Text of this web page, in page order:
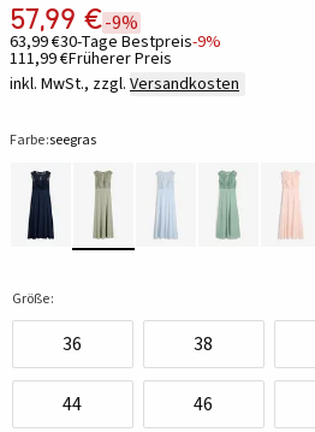
57,99 €-9%
63,99 €30-Tage Bestpreis-9%
111,99 €Früherer Preis
inkl. MwSt., zzgl. Versandkosten
Farbe:seegras
Größe:
36 38
44 46